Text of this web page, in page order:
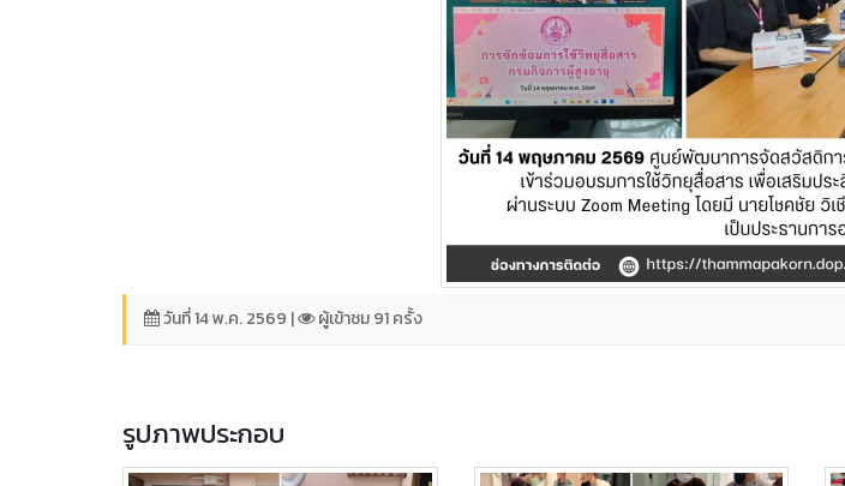
วันที่ 14 พ.ค. 2569 | ผู้เข้าชม 91 ครั้ง
รูปภาพประกอบ